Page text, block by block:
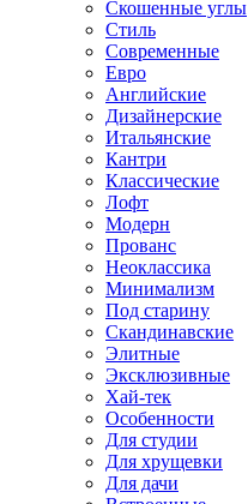
Скошенные углы
Стиль
Современные
Евро
Английские
Дизайнерские
Итальянские
Кантри
Классические
Лофт
Модерн
Прованс
Неоклассика
Минимализм
Под старину
Скандинавские
Элитные
Эксклюзивные
Хай-тек
Особенности
Для студии
Для хрущевки
Для дачи